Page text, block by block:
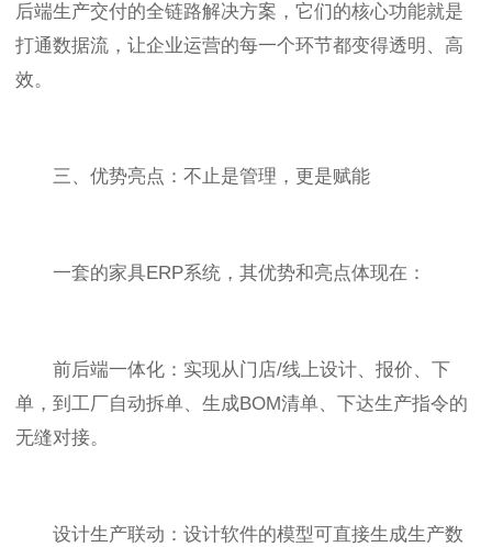
后端生产交付的全链路解决方案，它们的核心功能就是
打通数据流，让企业运营的每一个环节都变得透明、高
效。
三、优势亮点：不止是管理，更是赋能
一套的家具ERP系统，其优势和亮点体现在：
前后端一体化：实现从门店/线上设计、报价、下
单，到工厂自动拆单、生成BOM清单、下达生产指令的
无缝对接。
设计生产联动：设计软件的模型可直接生成生产数